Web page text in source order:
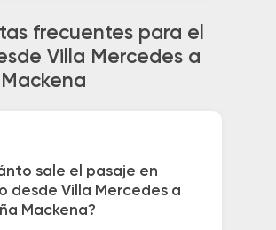
frecuentes para el
Villa Mercedes a
sale el pasaje en
desde Villa Mercedes a
Mackena?